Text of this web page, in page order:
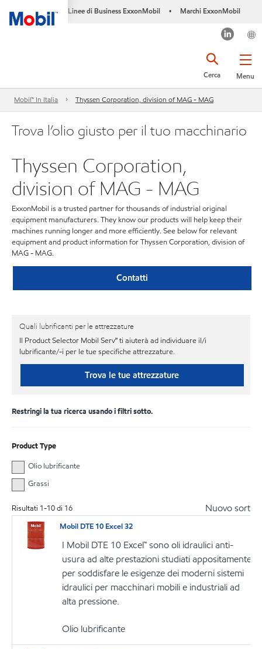
Linee di Business ExxonMobil • Marchi ExxonMobil
Menu
Cerca
Mobil™ In Italia Thyssen Corporation, division of MAG - MAG
Trova l’olio giusto per il tuo macchinario
Thyssen Corporation,
division of MAG - MAG
ExxonMobil is a trusted partner for thousands of industrial original
equipment manufacturers. They know our products will help keep their
machines running longer and more efficiently. See below for relevant
equipment and product information for Thyssen Corporation, division of
MAG - MAG.
Contatti
Quali lubrificanti per le attrezzature
Il Product Selector Mobil Serv℠ ti aiuterà ad individuare il/i
lubrificante/-i per le tue specifiche attrezzature.
Trova le tue attrezzature
Restringi la tua ricerca usando i filtri sotto.
Product Type
Olio lubrificante
Grassi
Risultati 1-10di 16 Nuovo sort
Mobil DTE 10 Excel 32
I Mobil DTE 10 Excel™ sono oli idraulici anti-
usura ad alte prestazioni studiati appositamente
per soddisfare le esigenze dei moderni sistemi
idraulici per macchinari mobili e industriali ad
alta pressione.
Olio lubrificante